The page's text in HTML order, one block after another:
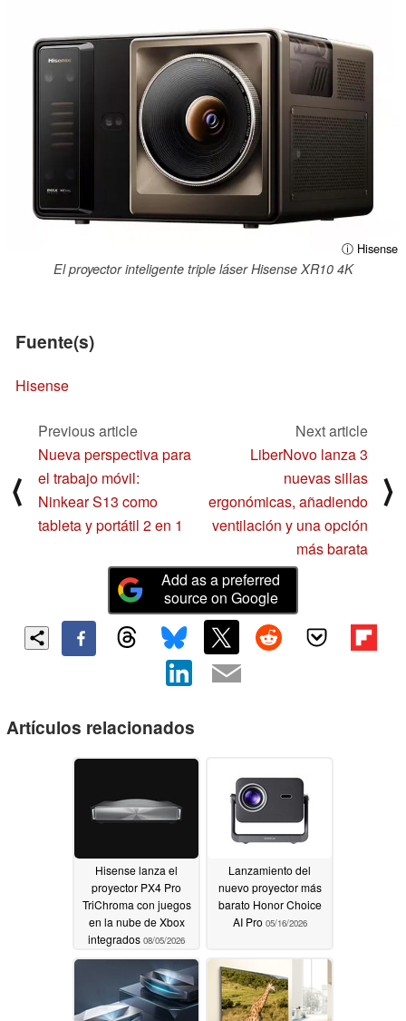
ⓘ Hisense
El proyector inteligente triple láser Hisense XR10 4K
Fuente(s)
Hisense
⟨
Previous article
Nueva perspectiva para
el trabajo móvil:
Ninkear S13 como
tableta y portátil 2 en 1
Next article
LiberNovo lanza 3
nuevas sillas
ergonómicas, añadiendo
ventilación y una opción
más barata
⟩
Add as a preferred
source on Google
Artículos relacionados
Hisense lanza el
proyector PX4 Pro
TriChroma con juegos
en la nube de Xbox
integrados 08/05/2026
Lanzamiento del
nuevo proyector más
barato Honor Choice
AI Pro 05/16/2026